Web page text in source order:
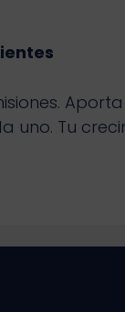
Tu